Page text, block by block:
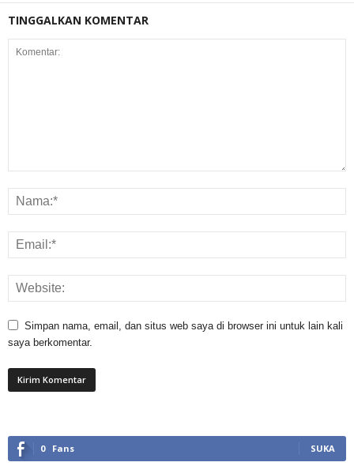
TINGGALKAN KOMENTAR
Simpan nama, email, dan situs web saya di browser ini untuk lain kali
saya berkomentar.
0 Fans SUKA